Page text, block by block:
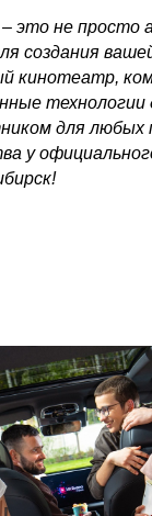
– это не просто
создания
кинотеатр,
для любых
у
в
29а